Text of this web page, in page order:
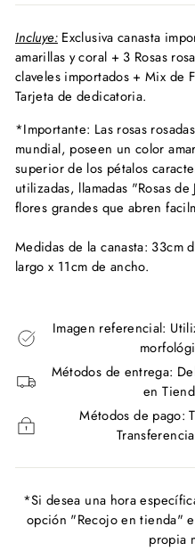
Incluye:Exclusiva canasta
amarillas y coral + 3 Rosas
claveles importados + Mix de
Tarjeta de dedicatoria.
*Importante: Las rosas
mundial, poseen un color
superior de los pétalos
utilizadas, llamadas "Rosas
flores grandes que abren
Medidas de la canasta: 33cm
largo x 11cm de ancho.
Imagen referencial:
Métodos de entrega:
en
Métodos de pago:
*Si desea una hora
opción "Recojo en tienda"
propia